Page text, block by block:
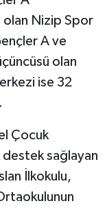
olan Nizip Spor
A ve
olan
ise 32
Çocuk
destek sağlayan
İlkokulu,